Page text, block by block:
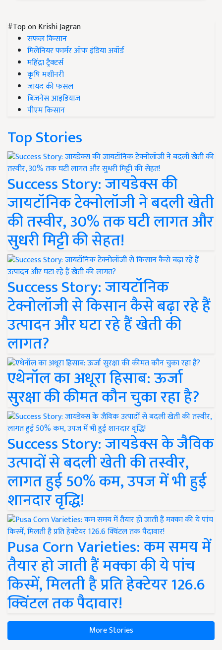
#Top on Krishi Jagran
सफल किसान
मिलेनियर फार्मर ऑफ इंडिया अवॉर्ड
महिंद्रा ट्रैक्टर्स
कृषि मशीनरी
जायद की फसल
बिज़नेस आइडियाज
पीएम किसान
Top Stories
Success Story: जायडेक्स की
जायटॉनिक टेक्नोलॉजी ने बदली खेती
की तस्वीर, 30% तक घटी लागत और
सुधरी मिट्टी की सेहत!
Success Story: जायटॉनिक
टेक्नोलॉजी से किसान कैसे बढ़ा रहे हैं
उत्पादन और घटा रहे हैं खेती की
लागत?
एथेनॉल का अधूरा हिसाब: ऊर्जा
सुरक्षा की कीमत कौन चुका रहा है?
Success Story: जायडेक्स के जैविक
उत्पादों से बदली खेती की तस्वीर,
लागत हुई 50% कम, उपज में भी हुई
शानदार वृद्धि!
Pusa Corn Varieties: कम समय में
तैयार हो जाती हैं मक्का की ये पांच
किस्में, मिलती है प्रति हेक्टेयर 126.6
क्विंटल तक पैदावार!
More Stories